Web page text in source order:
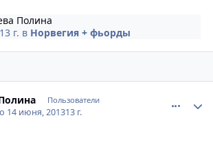
Полина
13 г. в Норвегия + фьорды
Пользователи
14 июня, 201313 г.